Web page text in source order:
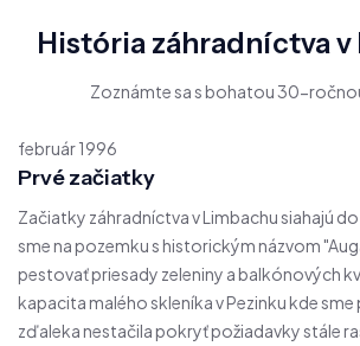
História záhradníctva v
Zoznámte sa s bohatou 30-
február 1996
Prvé začiatky
Začiatky záhradníctva v Limbachu siahajú
sme na pozemku s historickým názvom
pestovať priesady zeleniny a balkónových
kapacita malého skleníka v Pezinku kde sme
zďaleka nestačila pokryť požiadavky stále